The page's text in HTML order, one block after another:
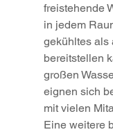
freistehende
in jedem
gekühltes als
bereitstellen
großen
eignen sich
mit vielen
Eine weitere